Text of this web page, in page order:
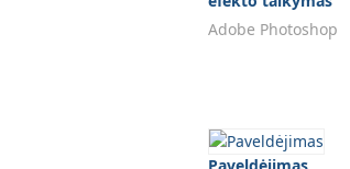
nuotraukai
Adobe Photoshop